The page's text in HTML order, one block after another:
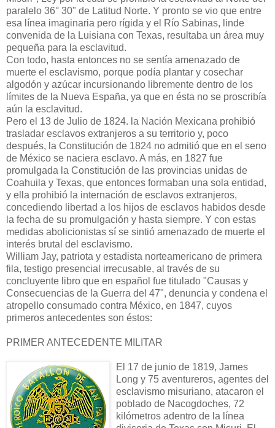
paralelo 36° 30" de Latitud Norte. Y pronto se vio que entre
esa línea imaginaria pero rígida y el Río Sabinas, linde
convenida de la Luisiana con Texas, resultaba un área muy
pequeña para la esclavitud.
Con todo, hasta entonces no se sentía amenazado de
muerte el esclavismo, porque podía plantar y cosechar
algodón y azúcar incursionan­do libremente dentro de los
límites de la Nueva España, ya que en ésta no se proscribía
aún la esclavitud.
Pero el 13 de Julio de 1824. la Nación Mexicana prohibió
trasladar esclavos extranjeros a su territorio y, poco
después, la Constitución de 1824 no admitió que en el seno
de México se naciera esclavo. A más, en 1827 fue
promulgada la Constitución de las provincias unidas de
Coahuila y Texas, que entonces formaban una sola entidad,
y ella prohibió la internación de esclavos extranjeros,
concediendo libertad a los hijos de esclavos habidos desde
la fecha de su promulgación y hasta siempre. Y con estas
medidas abolicionistas sí se sintió amenazado de muerte el
interés brutal del esclavismo.
William Jay, patriota y estadista norteamericano de primera
fila, testigo presencial irrecusable, al través de su
concluyente libro que en español fue titulado "Causas y
Consecuencias de la Guerra del 47", denuncia y condena el
atropello consumado contra México, en 1847, cuyos
primeros antecedentes son éstos:
PRIMER ANTECEDENTE MILITAR
El 17 de junio de 1819, James
Long y 75 aventureros, agentes del
esclavismo misuriano, atacaron el
poblado de Nacogdoches, 72
kilómetros adentro de la línea